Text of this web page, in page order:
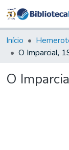
Início
O Imparcial,
O